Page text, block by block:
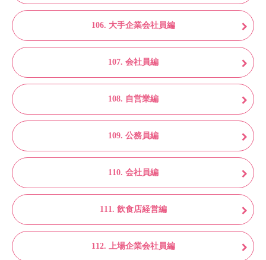
106. 大手企業会社員編
107. 会社員編
108. 自営業編
109. 公務員編
110. 会社員編
111. 飲食店経営編
112. 上場企業会社員編